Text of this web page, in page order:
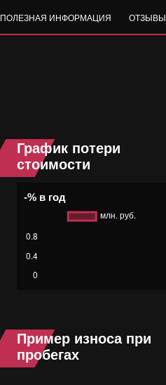
ПОЛЕЗНАЯ ИНФОРМАЦИЯ ОТЗЫВЫ
График потери
стоимости
-% в год
Пример износа при
пробегах